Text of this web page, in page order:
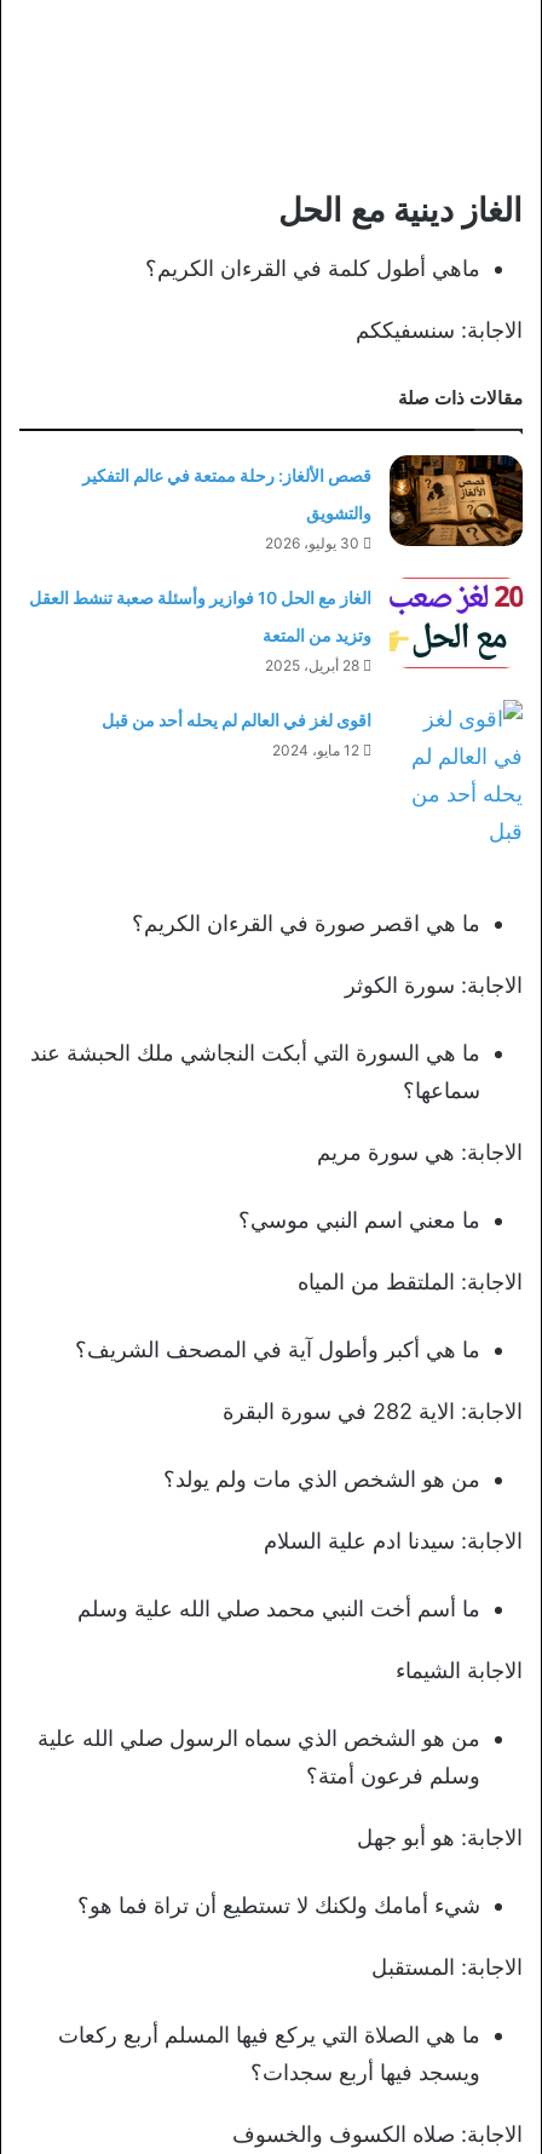
الغاز دينية مع الحل
ماهي أطول كلمة في القرءان الكريم؟
الاجابة: سنسفيككم
مقالات ذات صلة
قصص الألغاز: رحلة ممتعة في عالم التفكير
والتشويق
30 يوليو، 2026
الغاز مع الحل 10 فوازير وأسئلة صعبة تنشط العقل
وتزيد من المتعة
28 أبريل، 2025
اقوى لغز في العالم لم يحله أحد من قبل
12 مايو، 2024
ما هي اقصر صورة في القرءان الكريم؟
الاجابة: سورة الكوثر
ما هي السورة التي أبكت النجاشي ملك الحبشة عند
سماعها؟
الاجابة: هي سورة مريم
ما معني اسم النبي موسي؟
الاجابة: الملتقط من المياه
ما هي أكبر وأطول آية في المصحف الشريف؟
الاجابة: الاية 282 في سورة البقرة
من هو الشخص الذي مات ولم يولد؟
الاجابة: سيدنا ادم علية السلام
ما أسم أخت النبي محمد صلي الله علية وسلم
الاجابة الشيماء
من هو الشخص الذي سماه الرسول صلي الله علية
وسلم فرعون أمتة؟
الاجابة: هو أبو جهل
شيء أمامك ولكنك لا تستطيع أن تراة فما هو؟
الاجابة: المستقبل
ما هي الصلاة التي يركع فيها المسلم أربع ركعات
ويسجد فيها أربع سجدات؟
الاجابة: صلاه الكسوف والخسوف